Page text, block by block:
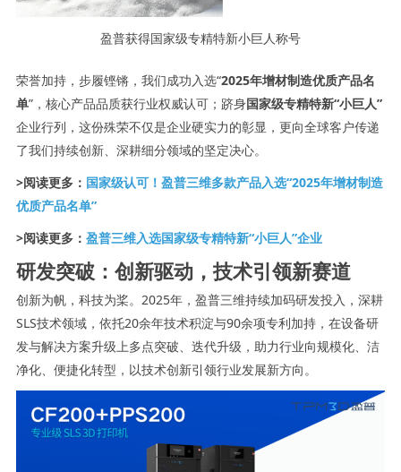
盈普获得国家级专精特新小巨人称号
荣誉加持，步履铿锵，我们成功入选“2025年增材制造优质产品名
单”，核心产品品质获行业权威认可；跻身国家级专精特新“小巨人”
企业行列，这份殊荣不仅是企业硬实力的彰显，更向全球客户传递
了我们持续创新、深耕细分领域的坚定决心。
>阅读更多： 国家级认可！盈普三维多款产品入选“2025年增材制造
优质产品名单”
>阅读更多： 盈普三维入选国家级专精特新“小巨人”企业
研发突破：创新驱动，技术引领新赛道
创新为帆，科技为桨。2025年，盈普三维持续加码研发投入，深耕
SLS技术领域，依托20余年技术积淀与90余项专利加持，在设备研
发与解决方案升级上多点突破、迭代升级，助力行业向规模化、洁
净化、便捷化转型，以技术创新引领行业发展新方向。